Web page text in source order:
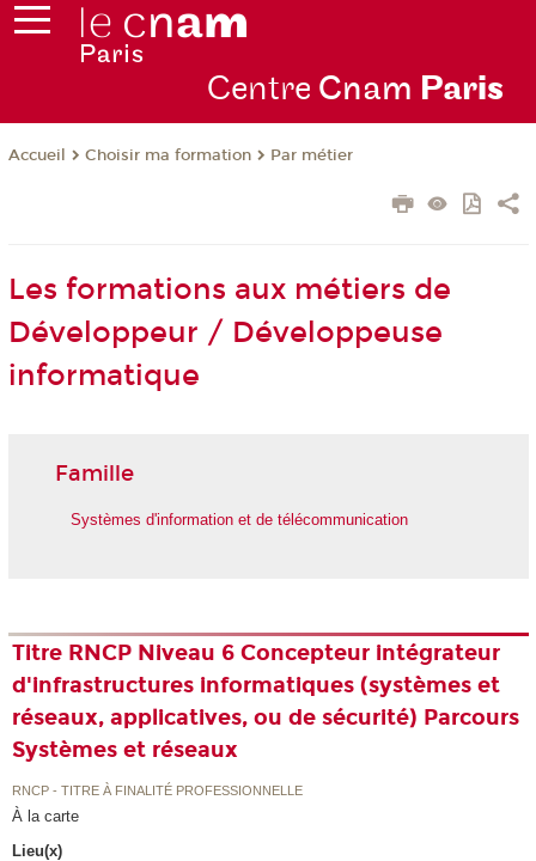
Centre Cnam Paris
Accueil Choisir ma formation Par métier
Les formations aux métiers de
Développeur / Développeuse
informatique
Famille
Systèmes d'information et de télécommunication
Titre RNCP Niveau 6 Concepteur intégrateur
d'infrastructures informatiques (systèmes et
réseaux, applicatives, ou de sécurité) Parcours
Systèmes et réseaux
RNCP - TITRE À FINALITÉ PROFESSIONNELLE
À la carte
Lieu(x)